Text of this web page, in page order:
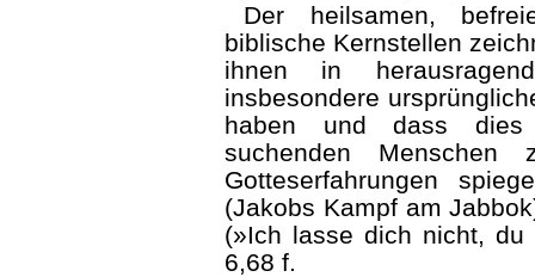
Der heilsamen,
biblische Kernstellen
ihnen in
insbesondere
haben und dass dies
suchenden Menschen
Gotteserfahrungen
(Jakobs Kampf am
(»Ich lasse dich nicht,
6,68 f.